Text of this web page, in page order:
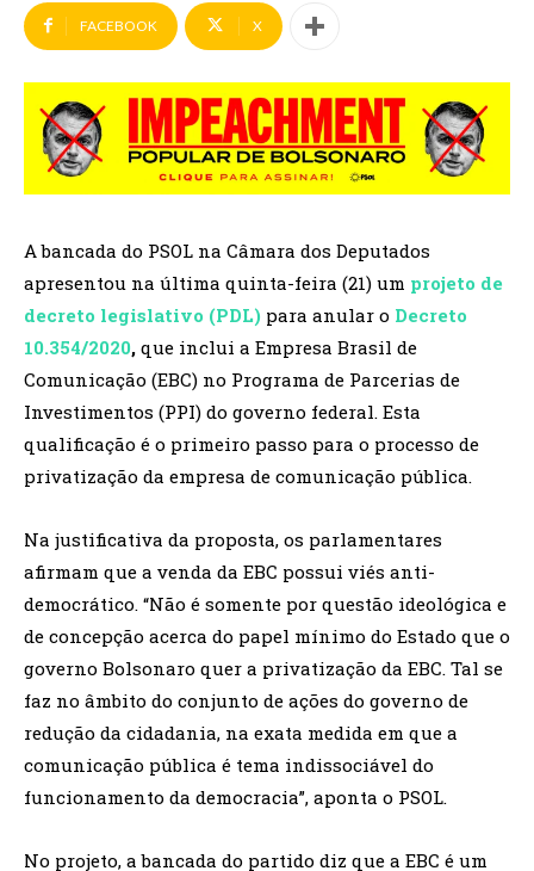
FACEBOOK X
A bancada do PSOL na Câmara dos Deputados
apresentou na última quinta-feira (21) um projeto de
decreto legislativo (PDL) para anular o Decreto
10.354/2020, que inclui a Empresa Brasil de
Comunicação (EBC) no Programa de Parcerias de
Investimentos (PPI) do governo federal. Esta
qualificação é o primeiro passo para o processo de
privatização da empresa de comunicação pública.
Na justificativa da proposta, os parlamentares
afirmam que a venda da EBC possui viés anti-
democrático. “Não é somente por questão ideológica e
de concepção acerca do papel mínimo do Estado que o
governo Bolsonaro quer a privatização da EBC. Tal se
faz no âmbito do conjunto de ações do governo de
redução da cidadania, na exata medida em que a
comunicação pública é tema indissociável do
funcionamento da democracia”, aponta o PSOL.
No projeto, a bancada do partido diz que a EBC é um